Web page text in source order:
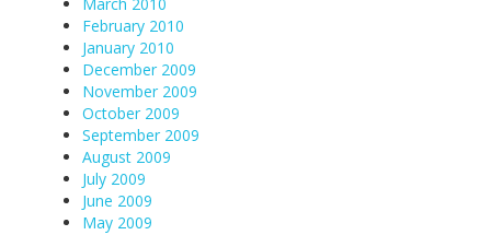
February 2010
January 2010
December 2009
November 2009
October 2009
September 2009
August 2009
July 2009
June 2009
May 2009